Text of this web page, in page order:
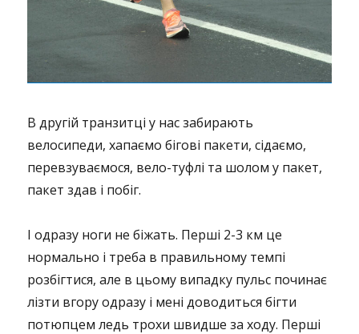
В другій транзитці у нас забирають
велосипеди, хапаємо бігові пакети, сідаємо,
перевзуваємося, вело-туфлі та шолом у пакет,
пакет здав і побіг.
І одразу ноги не біжать. Перші 2-3 км це
нормально і треба в правильному темпі
розбігтися, але в цьому випадку пульс починає
лізти вгору одразу і мені доводиться бігти
потюпцем ледь трохи швидше за ходу. Перші